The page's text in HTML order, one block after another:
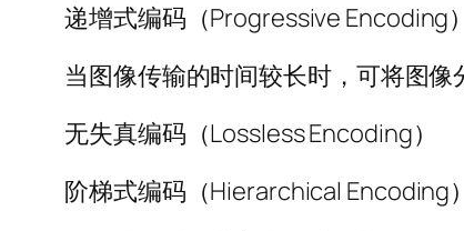
递增式编码（Progressive Encoding）
当图像传输的时间较长时，可将图像
无失真编码（Lossless Encoding）
阶梯式编码（Hierarchical Encoding）